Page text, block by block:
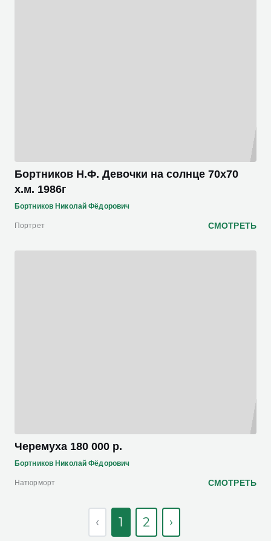
Бортников Н.Ф. Девочки на солнце 70х70
х.м. 1986г
Бортников Николай Фёдорович
Портрет СМОТРЕТЬ
Черемуха 180 000 р.
Бортников Николай Фёдорович
Натюрморт СМОТРЕТЬ
‹ 1 2 ›